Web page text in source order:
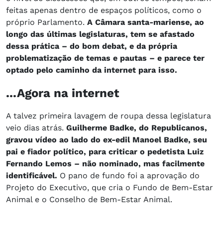
feitas apenas dentro de espaços políticos, como o
próprio Parlamento. A Câmara santa-mariense, ao
longo das últimas legislaturas, tem se afastado
dessa prática – do bom debat, e da própria
problematização de temas e pautas – e parece ter
optado pelo caminho da internet para isso.
...Agora na internet
A talvez primeira lavagem de roupa dessa legislatura
veio dias atrás. Guilherme Badke, do Republicanos,
gravou vídeo ao lado do ex-edil Manoel Badke, seu
pai e fiador político, para criticar o pedetista Luiz
Fernando Lemos – não nominado, mas facilmente
identificável. O pano de fundo foi a aprovação do
Projeto do Executivo, que cria o Fundo de Bem-Estar
Animal e o Conselho de Bem-Estar Animal.